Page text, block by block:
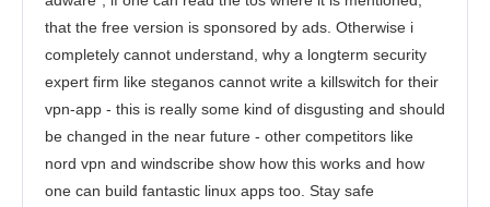
that the free version is sponsored by ads. Otherwise i
completely cannot understand, why a longterm security
expert firm like steganos cannot write a killswitch for their
vpn-app - this is really some kind of disgusting and should
be changed in the near future - other competitors like
nord vpn and windscribe show how this works and how
one can build fantastic linux apps too. Stay safe